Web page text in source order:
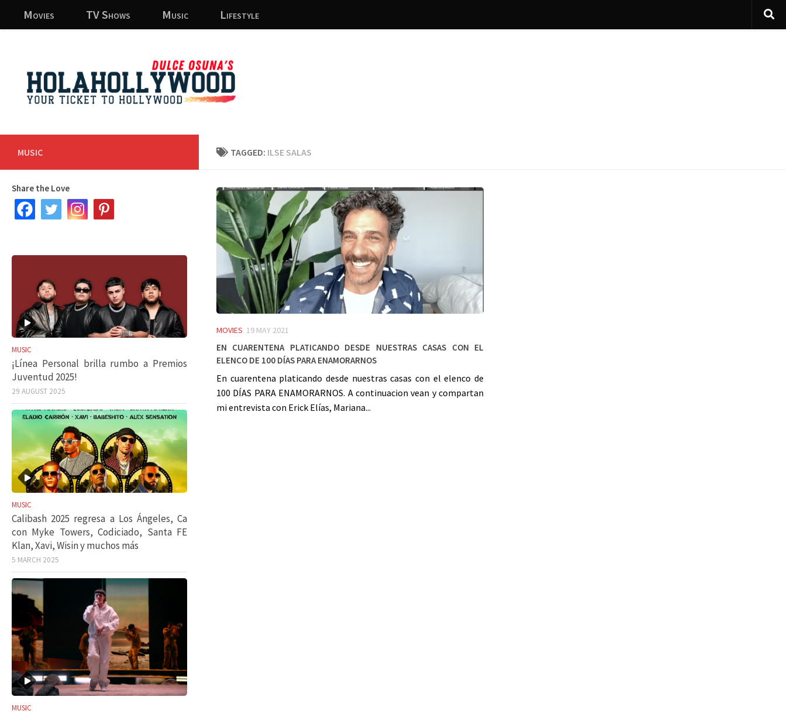
Skip to content
Movies TV Shows Music Lifestyle
TAGGED: ILSE SALAS
MOVIES 19 MAY 2021
En cuarentena platicando desde nuestras casas con el
elenco de 100 DÍAS PARA ENAMORARNOS
En cuarentena platicando desde nuestras casas con el elenco de
100 DÍAS PARA ENAMORARNOS. A continuacion vean y compartan
mi entrevista con Erick Elías, Mariana...
MUSIC
Share the Love
MUSIC
¡Línea Personal brilla rumbo a Premios
Juventud 2025!
29 AUGUST 2025
MUSIC
Calibash 2025 regresa a Los Ángeles, Ca
con Myke Towers, Codiciado, Santa FE
Klan, Xavi, Wisin y muchos más
5 MARCH 2025
MUSIC